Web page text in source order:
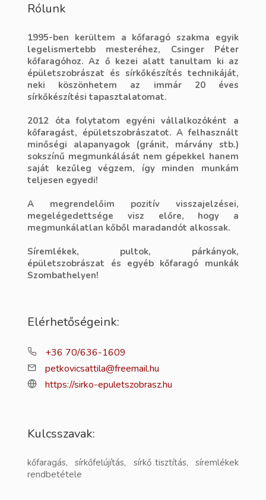
Rólunk
1995-ben kerültem a kőfaragó szakma egyik
legelismertebb mesteréhez, Csinger Péter
kőfaragóhoz. Az ő kezei alatt tanultam ki az
épületszobrászat és sírkőkészítés technikáját,
neki köszönhetem az immár 20 éves
sírkőkészítési tapasztalatomat.
2012 óta folytatom egyéni vállalkozóként a
kőfaragást, épületszobrászatot. A felhasznált
minőségi alapanyagok (gránit, márvány stb.)
sokszínű megmunkálását nem gépekkel hanem
saját kezűleg végzem, így minden munkám
teljesen egyedi!
A megrendelőim pozitív visszajelzései,
megelégedettsége visz előre, hogy a
megmunkálatlan kőből maradandót alkossak.
Síremlékek, pultok, párkányok,
épületszobrászat és egyéb kőfaragó munkák
Szombathelyen!
Elérhetőségeink:
+36 70/636-1609
petkovicsattila@freemail.hu
https://sirko-epuletszobrasz.hu
Kulcsszavak:
kőfaragás, sírkőfelújítás, sírkő tisztítás, síremlékek
rendbetétele